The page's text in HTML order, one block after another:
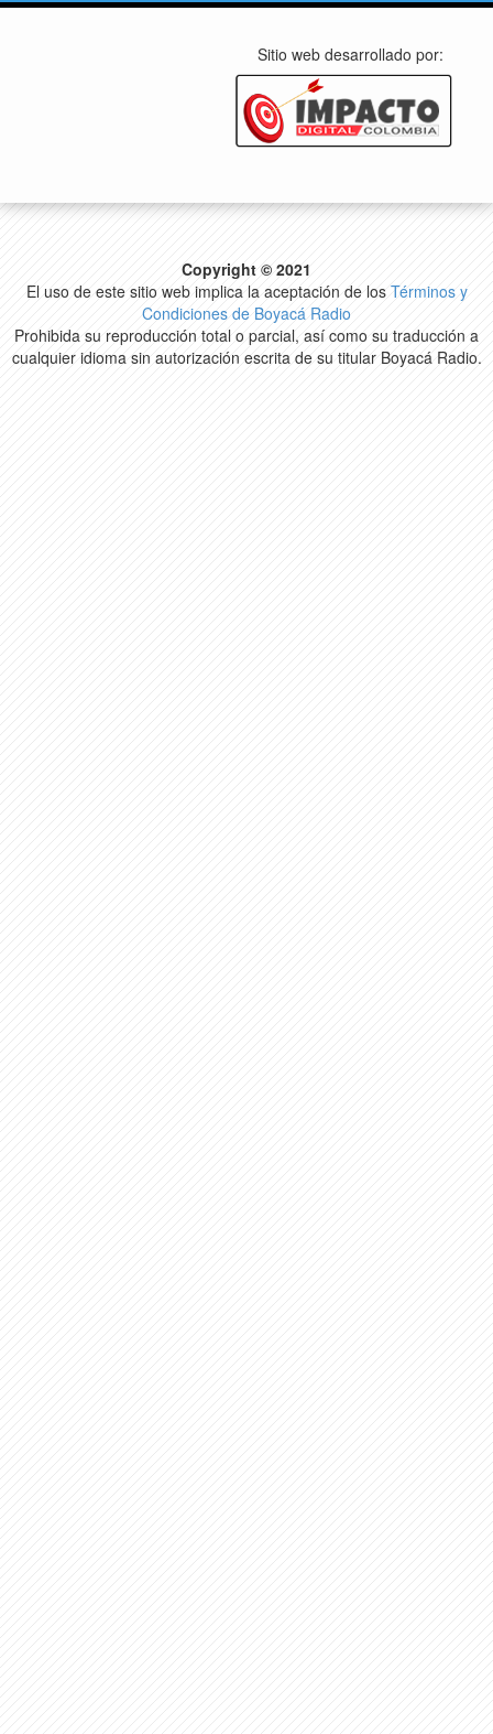
Sitio web desarrollado por:
Copyright © 2021
El uso de este sitio web implica la aceptación de los Términos y
Condiciones de Boyacá Radio
Prohibida su reproducción total o parcial, así como su traducción a
cualquier idioma sin autorización escrita de su titular Boyacá Radio.